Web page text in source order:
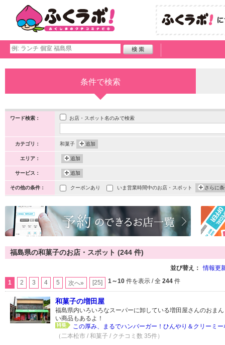
条件で検索
ワード検索： お店・スポット名のみで検索
カテゴリ： 和菓子 追加
エリア： 追加
サービス： 追加
その他の条件： クーポンあり いま営業時間中のお店・スポット さらに
福島県の和菓子のお店・スポット (244 件)
並び替え： 情報更
1 2 3 4 5 次へ» [25] 1～10 件を表示 / 全 244 件
和菓子の増田屋
福島県内いろいろなスーパーに卸している増田屋さんのおま
い商品もあるよ！
この厚み、まるでハンバーガー！ひんやり＆クリーミ
（二本松市 / 和菓子 / クチコミ数 35件）